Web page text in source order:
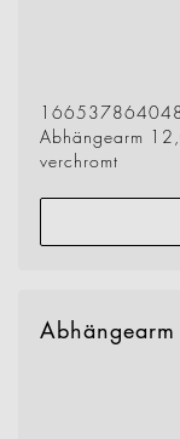
Abhängearm
verchromt